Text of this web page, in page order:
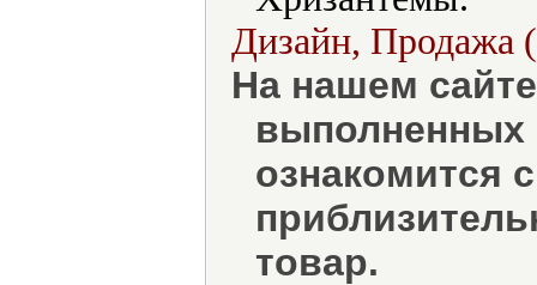
Дизайн, Продажа
На нашем
выполненных
ознакомится
товар.